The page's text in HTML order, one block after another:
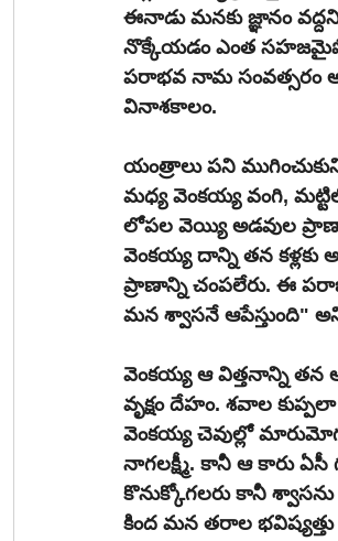
ఈనాడు మనకు జ్ఞానం
నొక్కేయడం ఎంత
పరాభవ నామ సంవత్సరం
వినాశకాలం.
యంత్రాలు పని
మధ్య వెంకయ్య వంగి,
లోపల వెయ్యి అడవుల
వెంకయ్య దాన్ని తన కళ్లకు
ప్రాణాన్ని చంపలేరు. ఈ
మన శ్వాసనే ఆపేస్తుంది"
వెంకయ్య ఆ విత్తనాన్ని తన
వృక్షం దేహం. శవాల
వెంకయ్య చెవుల్లో
నాగలక్ష్మీ. కానీ ఆ కారు ఏసీ
కొనుక్కోగలరు కానీ శ్వాసను
కింద మన తరాల